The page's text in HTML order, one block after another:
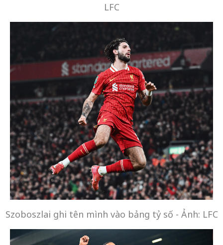
LFC
Szoboszlai ghi tên mình vào bảng tỷ số - Ảnh: LFC